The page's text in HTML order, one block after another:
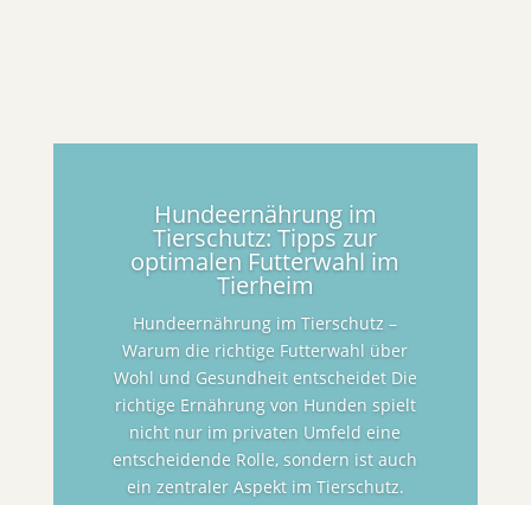
Hundeernährung im
Tierschutz: Tipps zur
optimalen Futterwahl im
Tierheim
Hundeernährung im Tierschutz –
Warum die richtige Futterwahl über
Wohl und Gesundheit entscheidet Die
richtige Ernährung von Hunden spielt
nicht nur im privaten Umfeld eine
entscheidende Rolle, sondern ist auch
ein zentraler Aspekt im Tierschutz.